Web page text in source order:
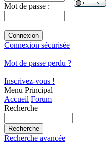
Mot de passe :
Connexion sécurisée
Mot de passe perdu ?
Inscrivez-vous !
Menu Principal
Accueil Forum
Recherche
Recherche avancée